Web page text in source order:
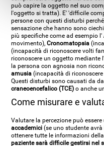
può capire la oggetto nel suo
l'oggetto si tratta). E' 'difficile
persone con questi disturbi
sensazione che hanno sono
più specifiche come ad esempio l'
movimento),Cronomatopsia
(incapacità di riconoscere volti
riconoscere un oggetto mediante
la persona con agnosia non
amusia(incapacità di
Questi disturbi sono causati da
craneoencefalico (TCE)o anche
Come misurare e
Valutare la percezione può
accademici(se uno studente
ottenere tutte le informazioni
paziente sarà difficile gestirsi nel